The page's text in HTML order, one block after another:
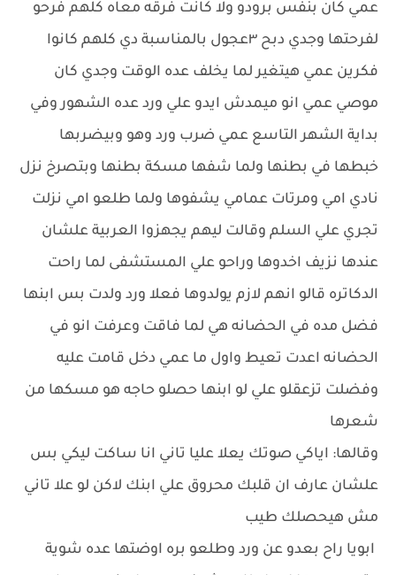
عمي كان بنفس برودو ولا كانت فرقه معاه كلهم فرحو
لفرحتها وجدي دبح ٣عجول بالمناسبة دي كلهم كانوا
فكرين عمي هيتغير لما يخلف عده الوقت وجدي كان
موصي عمي انو ميمدش ايدو علي ورد عده الشهور وفي
بداية الشهر التاسع عمي ضرب ورد وهو وبيضربها
خبطها في بطنها ولما شفها مسكة بطنها وبتصرخ نزل
نادي امي ومرتات عمامي يشفوها ولما طلعو امي نزلت
تجري علي السلم وقالت ليهم يجهزوا العربية علشان
عندها نزيف اخدوها وراحو علي المستشفى لما راحت
الدكاتره قالو انهم لازم يولدوها فعلا ورد ولدت بس ابنها
فضل مده في الحضانه هي لما فاقت وعرفت انو في
الحضانه اعدت تعيط واول ما عمي دخل قامت عليه
وفضلت تزعقلو علي لو ابنها حصلو حاجه هو مسكها من
شعرها
وقالها: اياكي صوتك يعلا عليا تاني انا ساكت ليكي بس
علشان عارف ان قلبك محروق علي ابنك لاكن لو علا تاني
مش هيحصلك طيب
ابويا راح بعدو عن ورد وطلعو بره اوضتها عده شوية